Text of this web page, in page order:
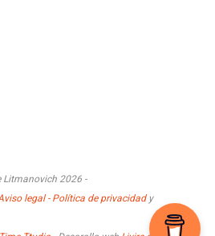
Litmanovich 2026 -
legal - Política de privacidady